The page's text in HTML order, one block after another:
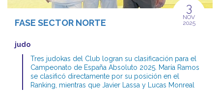
FASE SECTOR NORTE
judo
3
NOV
2025
Tres judokas del Club logran su clasificación para el
Campeonato de España Absoluto 2025. María Ramos
se clasificó directamente por su posición en el
Ranking, mientras que Javier Lassa y Lucas Monreal